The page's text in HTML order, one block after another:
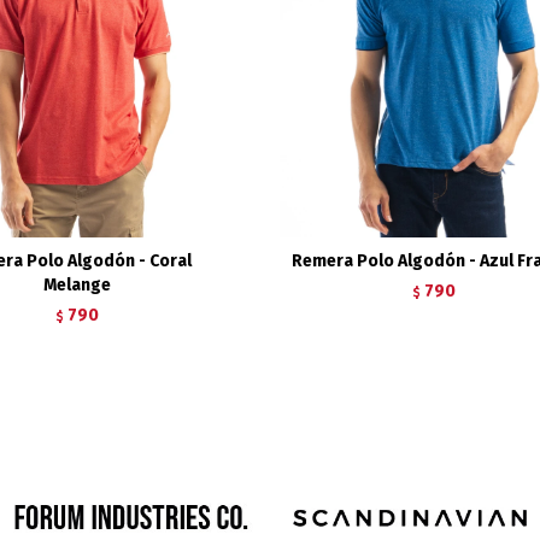
Polo Algodón - Coral
Melange
$ 790
Remera Polo Algodón - Azul
$ 790